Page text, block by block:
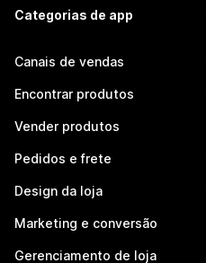
Categorias de app
Canais de vendas
Encontrar produtos
Vender produtos
Pedidos e frete
Design da loja
Marketing e conversão
Gerenciamento de loja